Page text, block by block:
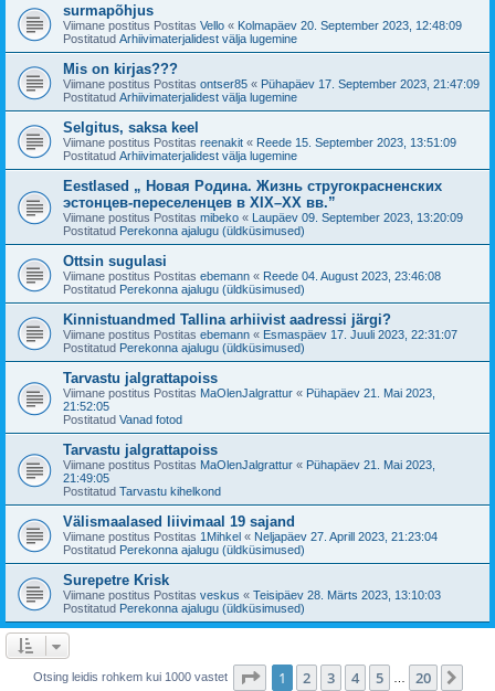
surmapõhjus
Viimane postitus Postitas Vello « Kolmapäev 20. September 2023, 12:48:09
Postitatud Arhiivimaterjalidest välja lugemine
Mis on kirjas???
Viimane postitus Postitas ontser85 « Pühapäev 17. September 2023, 21:47:09
Postitatud Arhiivimaterjalidest välja lugemine
Selgitus, saksa keel
Viimane postitus Postitas reenakit « Reede 15. September 2023, 13:51:09
Postitatud Arhiivimaterjalidest välja lugemine
Eestlased „ Новая Родина. Жизнь стругокрасненских
эстонцев-переселенцев в XIX–XX вв.”
Viimane postitus Postitas mibeko « Laupäev 09. September 2023, 13:20:09
Postitatud Perekonna ajalugu (üldküsimused)
Ottsin sugulasi
Viimane postitus Postitas ebemann « Reede 04. August 2023, 23:46:08
Postitatud Perekonna ajalugu (üldküsimused)
Kinnistuandmed Tallina arhiivist aadressi järgi?
Viimane postitus Postitas ebemann « Esmaspäev 17. Juuli 2023, 22:31:07
Postitatud Perekonna ajalugu (üldküsimused)
Tarvastu jalgrattapoiss
Viimane postitus Postitas MaOlenJalgrattur « Pühapäev 21. Mai 2023,
21:52:05
Postitatud Vanad fotod
Tarvastu jalgrattapoiss
Viimane postitus Postitas MaOlenJalgrattur « Pühapäev 21. Mai 2023,
21:49:05
Postitatud Tarvastu kihelkond
Välismaalased liivimaal 19 sajand
Viimane postitus Postitas 1Mihkel « Neljapäev 27. Aprill 2023, 21:23:04
Postitatud Perekonna ajalugu (üldküsimused)
Surepetre Krisk
Viimane postitus Postitas veskus « Teisipäev 28. Märts 2023, 13:10:03
Postitatud Perekonna ajalugu (üldküsimused)
Otsing leidis rohkem kui 1000 vastet 1 . leht20 -st
1 2 3 4 5 20